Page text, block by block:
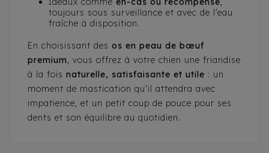
toujours sous surveillance et avec de l’eau
fraîche à disposition.
En choisissant des os en peau de bœuf
premium, vous offrez à votre chien une friandise
à la fois naturelle, satisfaisante et utile : un
moment de mastication qu’il attendra avec
impatience, et un petit coup de pouce pour ses
dents et son équilibre au quotidien.